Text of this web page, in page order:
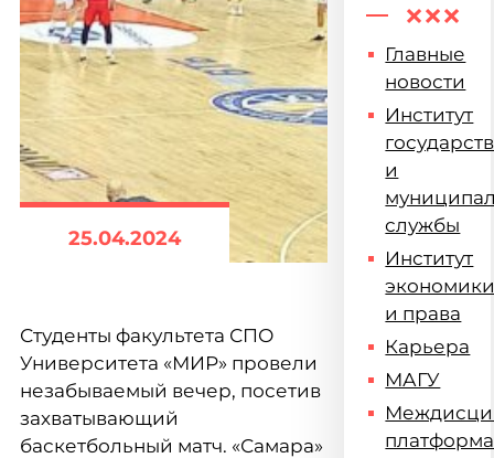
25.04.2024
Студенты факультета СПО
Университета «МИР» провели
незабываемый вечер, посетив
захватывающий
баскетбольный матч. «Самара»
Главные
новости
Институт
и
службы
Институт
и права
Карьера
МАГУ
платформа